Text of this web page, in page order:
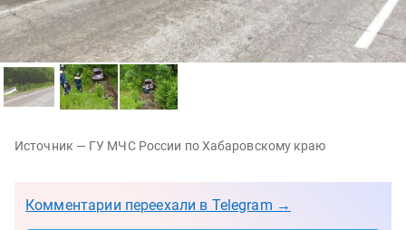
Источник — ГУ МЧС России по Хабаровскому краю
Комментарии переехали в Telegram →